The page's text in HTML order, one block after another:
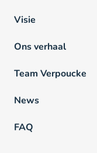
Visie
Ons verhaal
Team Verpoucke
News
FAQ